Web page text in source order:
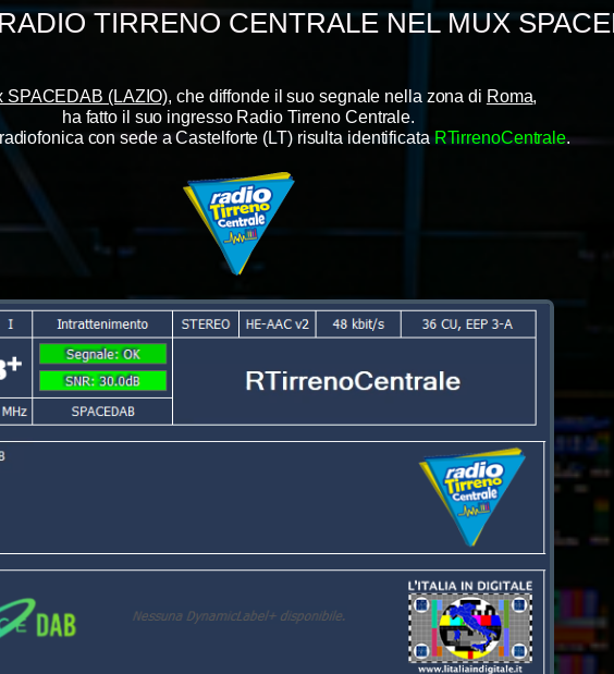
TIRRENO CENTRALE NEL MUX
SPACEDAB (LAZIO), che diffonde il suo segnale nella zona di Roma,
ha fatto il suo ingresso Radio Tirreno Centrale.
con sede a Castelforte (LT) risulta identificataRTirrenoCentrale.